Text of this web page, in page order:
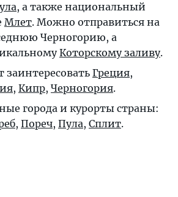
, а также национальный
Млет. Можно отправиться на
Черногорию, а
Которскому заливу.
заинтересовать Греция,
, Кипр, Черногория.
города и курорты страны:
, Пореч, Пула, Сплит.